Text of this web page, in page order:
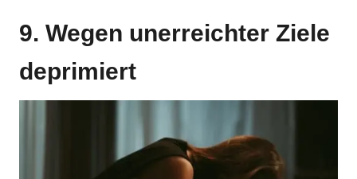
9. Wegen unerreichter Ziele
deprimiert